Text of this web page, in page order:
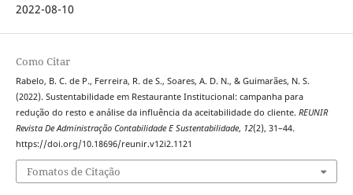
2022-08-10
Como Citar
Rabelo, B. C. de P., Ferreira, R. de S., Soares, A. D. N., & Guimarães, N. S.
(2022). Sustentabilidade em Restaurante Institucional: campanha para
redução do resto e análise da influência da aceitabilidade do cliente. REUNIR
Revista De Administração Contabilidade E Sustentabilidade, 12(2), 31–44.
https://doi.org/10.18696/reunir.v12i2.1121
Fomatos de Citação